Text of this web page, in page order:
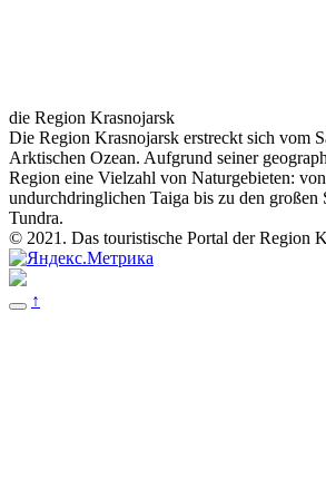
die Region Krasnojarsk
Die Region Krasnojarsk erstreckt sich vom
Arktischen Ozean. Aufgrund seiner
Region eine Vielzahl von Naturgebieten:
undurchdringlichen Taiga bis zu den großen
Tundra.
© 2021. Das touristische Portal der Region
↑